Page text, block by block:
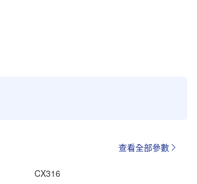
查看全部參數
CX316